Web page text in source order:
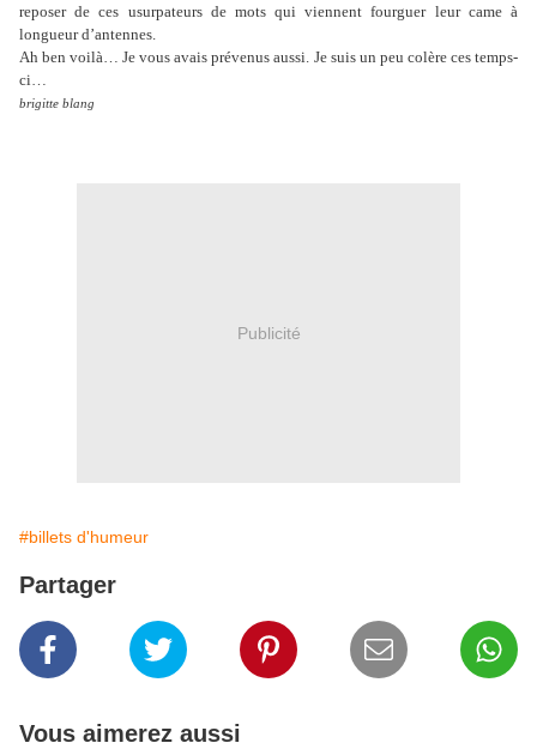
reposer de ces usurpateurs de mots qui viennent fourguer leur came à
longueur d’antennes.
Ah ben voilà… Je vous avais prévenus aussi. Je suis un peu colère ces temps-
ci…
brigitte blang
Publicité
#billets d'humeur
Partager
Vous aimerez aussi